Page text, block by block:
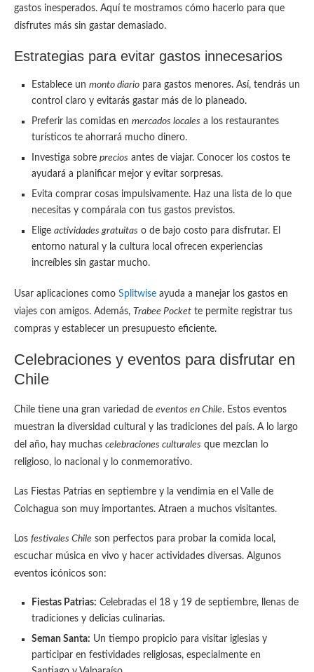
gastos inesperados. Aquí te mostramos cómo hacerlo para que
disfrutes más sin gastar demasiado.
Estrategias para evitar gastos innecesarios
Establece un monto diario para gastos menores. Así, tendrás un
control claro y evitarás gastar más de lo planeado.
Preferir las comidas en mercados locales a los restaurantes
turísticos te ahorrará mucho dinero.
Investiga sobre precios antes de viajar. Conocer los costos te
ayudará a planificar mejor y evitar sorpresas.
Evita comprar cosas impulsivamente. Haz una lista de lo que
necesitas y compárala con tus gastos previstos.
Elige actividades gratuitas o de bajo costo para disfrutar. El
entorno natural y la cultura local ofrecen experiencias
increíbles sin gastar mucho.
Usar aplicaciones como Splitwise ayuda a manejar los gastos en
viajes con amigos. Además, Trabee Pocket te permite registrar tus
compras y establecer un presupuesto eficiente.
Celebraciones y eventos para disfrutar en
Chile
Chile tiene una gran variedad de eventos en Chile. Estos eventos
muestran la diversidad cultural y las tradiciones del país. A lo largo
del año, hay muchas celebraciones culturales que mezclan lo
religioso, lo nacional y lo conmemorativo.
Las Fiestas Patrias en septiembre y la vendimia en el Valle de
Colchagua son muy importantes. Atraen a muchos visitantes.
Los festivales Chile son perfectos para probar la comida local,
escuchar música en vivo y hacer actividades diversas. Algunos
eventos icónicos son:
Fiestas Patrias: Celebradas el 18 y 19 de septiembre, llenas de
tradiciones y delicias culinarias.
Seman Santa: Un tiempo propicio para visitar iglesias y
participar en festividades religiosas, especialmente en